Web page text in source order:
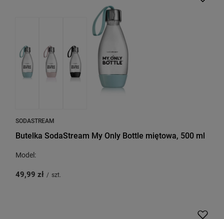
SODASTREAM
Butelka SodaStream My Only Bottle miętowa, 500 ml
Model:
49,99 zł / szt.